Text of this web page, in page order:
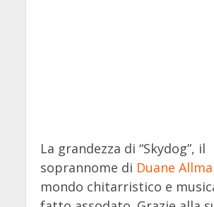
La grandezza di “Skydog”, il
soprannome di Duane
mondo chitarristico e